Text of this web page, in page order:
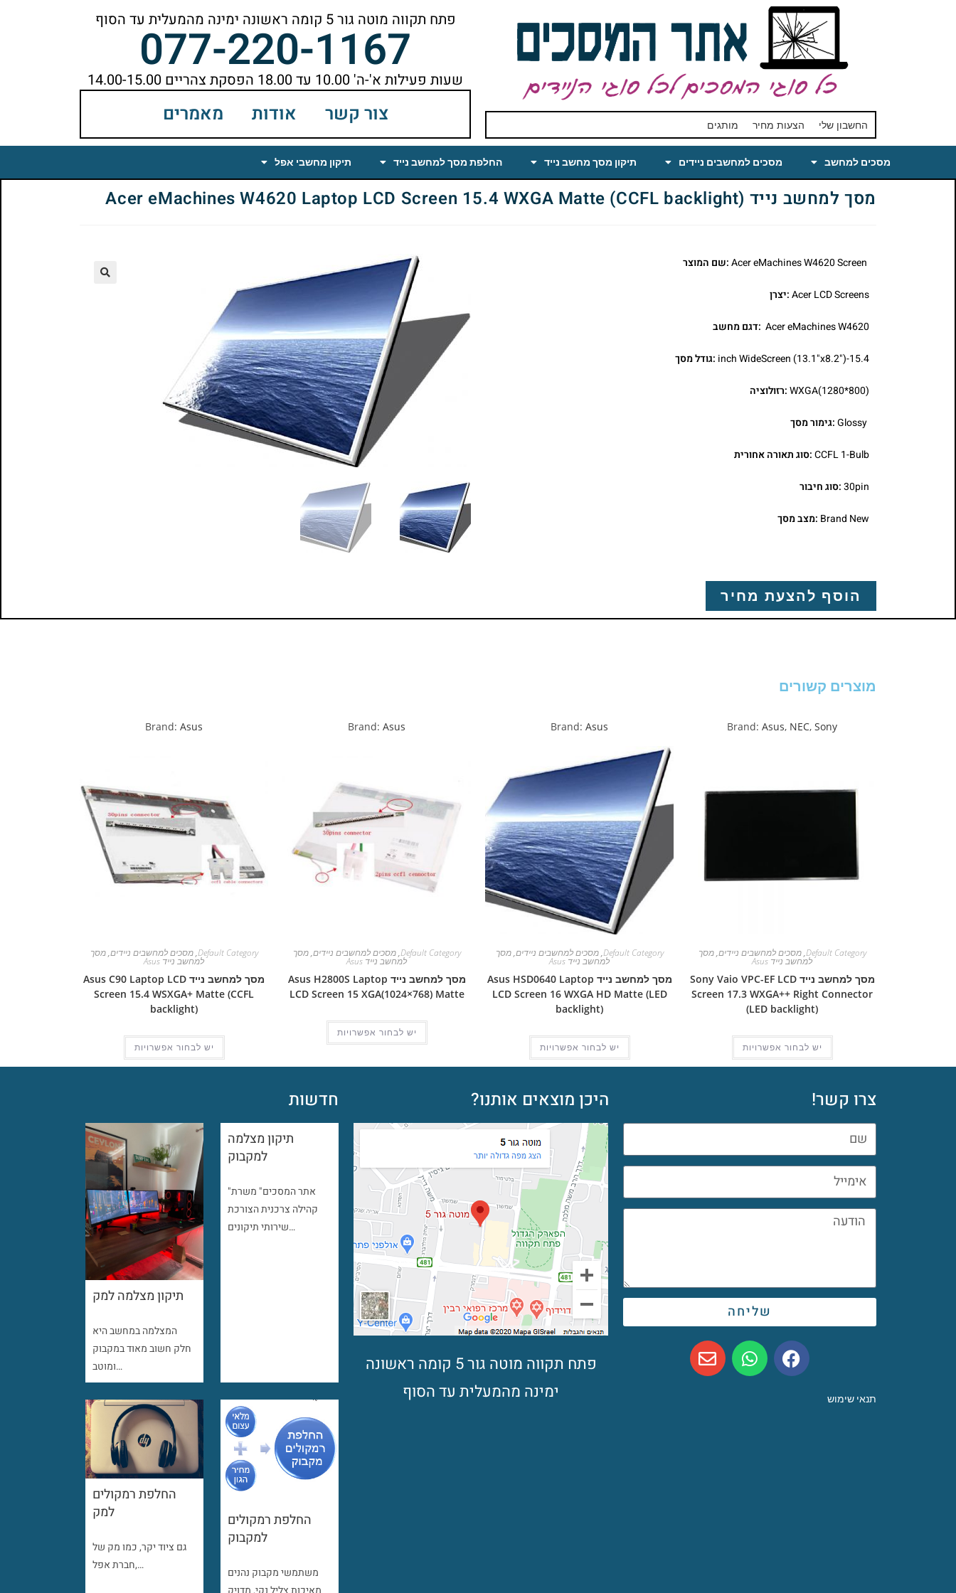
החשבון שלי הצעות מחיר מותגים
פתח תקווה מוטה גור 5 קומה ראשונה ימינה מהמעלית עד הסוף
077-220-1167שעות פעילות א'-ה' 10.00 עד 18.00 הפסקת צהריים 14.00-15.00
צור קשר אודות מאמרים
מסכים למחשב מסכים למחשבים ניידים תיקון מסך מחשב נייד החלפת מסך למחשב נייד תיקון מחשבי אפל
מסך למחשב נייד Acer eMachines W4620 Laptop LCD Screen 15.4 WXGA Matte (CCFL backlight)
:שם המוצר
Acer LCD Screens:יצרן
Acer eMachines W4620 :דגם מחשב
15.4-inch WideScreen (13.1"x8.2") :גודל מסך
WXGA(1280*800):רזולוציה
Glossy:גימור מסך
CCFL 1-Bulb:סוג תאורה אחורית
30pin:סוג חיבור
Brand New :מצב מסך
הוסף להצעת מחיר
מוצרים קשורים
Brand: Asus, NEC, Sony
Default Category
,מסכים למחשבים ניידים,מסך
למחשב נייד Asus
מסך למחשב נייד Sony Vaio VPC-EF LCD
Screen 17.3 WXGA++ Right Connector
(LED backlight)
יש לבחור אפשרויות
Brand: Asus
Default Category
,מסכים למחשבים ניידים,מסך
למחשב נייד Asus
מסך למחשב נייד Asus HSD0640 Laptop
LCD Screen 16 WXGA HD Matte (LED
backlight)
יש לבחור אפשרויות
Brand: Asus
Default Category
,מסכים למחשבים ניידים,מסך
למחשב נייד Asus
מסך למחשב נייד Asus H2800S Laptop
LCD Screen 15 XGA(1024×768) Matte
יש לבחור אפשרויות
Brand: Asus
Default Category
,מסכים למחשבים ניידים,מסך
למחשב נייד Asus
מסך למחשב נייד Asus C90 Laptop LCD
Screen 15.4 WSXGA+ Matte (CCFL
backlight)
יש לבחור אפשרויות
צרו קשר!
שליחה
תנאי שימוש
היכן מוצאים אותנו?
פתח תקווה מוטה גור 5 קומה ראשונה
ימינה מהמעלית עד הסוף
חדשות
תיקון מצלמה למק
המצלמה במחשב היא
חלק חשוב מאוד במקבוק
ומוטב…
תיקון מצלמה
למקבוק
"אתר המסכים" משרת
קהילה צרכנית הצורכת
שירותי תיקונים…
החלפת רמקולים
למק
גם ציוד יקר, כמו מק של
חברת אפל,…
החלפת רמקולים
למקבוק
משתמשי מקבוק נהנים